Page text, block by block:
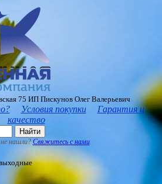
75 ИП Пискунов Олег Валерьевич
Условия покупки
Гарантия и
качество
Найти
нашли?Свяжитесь с нами